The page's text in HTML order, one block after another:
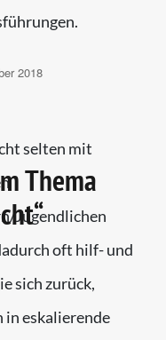
2018
Thema
selten mit
Jugendlichen
oft hilf- und
sich zurück,
in eskalierende